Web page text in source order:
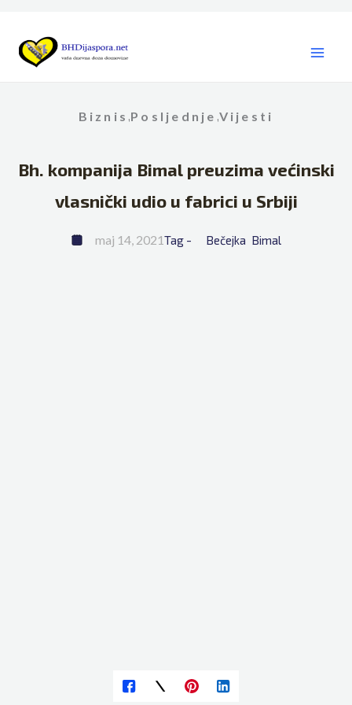
content
Biznis ,Posljednje ,Vijesti
Bh. kompanija Bimal preuzima većinski
vlasnički udio u fabrici u Srbiji
maj 14, 2021Tag - Bečejka Bimal